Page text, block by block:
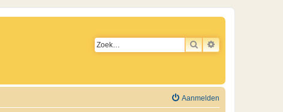
ZOEKUITGEBREID
Aanmelden